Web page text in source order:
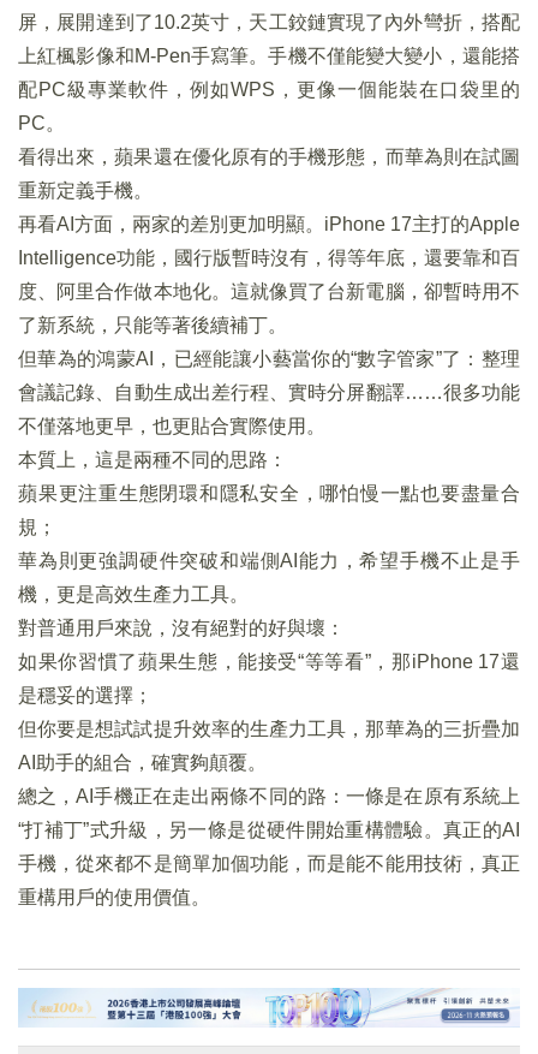
屏，展開達到了10.2英寸，天工鉸鏈實現了內外彎折，搭配
上紅楓影像和M-Pen手寫筆。手機不僅能變大變小，還能搭
配PC級專業軟件，例如WPS，更像一個能裝在口袋里的
PC。
看得出來，蘋果還在優化原有的手機形態，而華為則在試圖
重新定義手機。
再看AI方面，兩家的差別更加明顯。iPhone 17主打的Apple
Intelligence功能，國行版暫時沒有，得等年底，還要靠和百
度、阿里合作做本地化。這就像買了台新電腦，卻暫時用不
了新系統，只能等著後續補丁。
但華為的鴻蒙AI，已經能讓小藝當你的“數字管家”了：整理
會議記錄、自動生成出差行程、實時分屏翻譯……很多功能
不僅落地更早，也更貼合實際使用。
本質上，這是兩種不同的思路：
蘋果更注重生態閉環和隱私安全，哪怕慢一點也要盡量合
規；
華為則更強調硬件突破和端側AI能力，希望手機不止是手
機，更是高效生產力工具。
對普通用戶來說，沒有絕對的好與壞：
如果你習慣了蘋果生態，能接受“等等看”，那iPhone 17還
是穩妥的選擇；
但你要是想試試提升效率的生產力工具，那華為的三折疊加
AI助手的組合，確實夠顛覆。
總之，AI手機正在走出兩條不同的路：一條是在原有系統上
“打補丁”式升級，另一條是從硬件開始重構體驗。真正的AI
手機，從來都不是簡單加個功能，而是能不能用技術，真正
重構用戶的使用價值。